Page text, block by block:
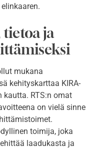
tietoa ja
mukana
kehityskarttaa KIRA-
kautta. RTS:n omat
on vielä sinne
toimija, joka
laadukasta ja